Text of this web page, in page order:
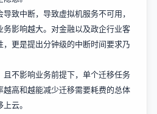
致中断，导致虚拟机服务不可用，
务影响越大。对金融以及政企行业客
，更是提出分钟级的中断时间要求乃
且不影响业务前提下，单个迁移任务
越高和越能减少迁移需要耗费的总体
云。